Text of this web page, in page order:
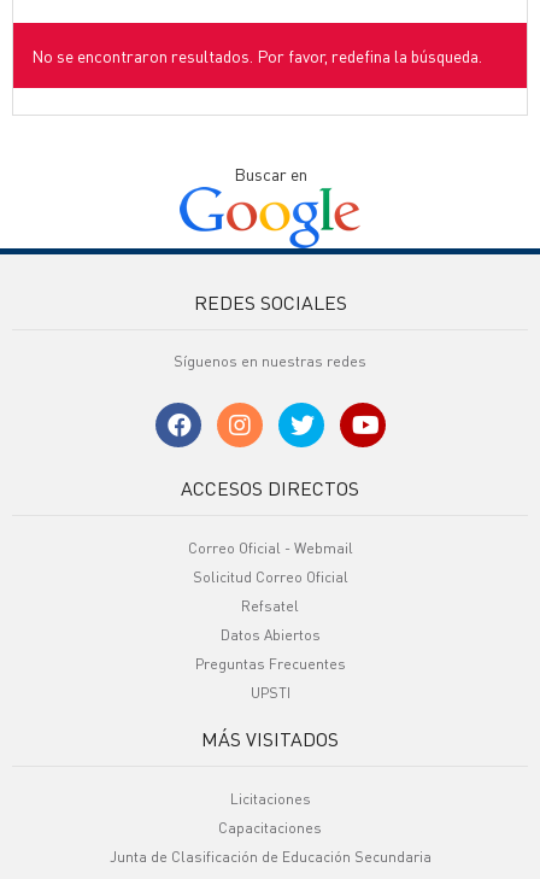
No se encontraron resultados. Por favor, redefina la búsqueda.
Buscar en
REDES SOCIALES
Síguenos en nuestras redes
ACCESOS DIRECTOS
Correo Oficial - Webmail
Solicitud Correo Oficial
Refsatel
Datos Abiertos
Preguntas Frecuentes
UPSTI
MÁS VISITADOS
Licitaciones
Capacitaciones
Junta de Clasificación de Educación Secundaria